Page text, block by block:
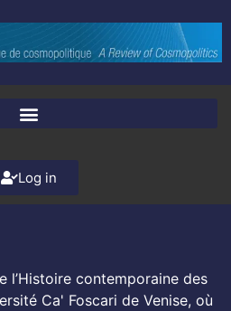
Log in
l’Histoire contemporaine des
Ca' Foscari de Venise, où